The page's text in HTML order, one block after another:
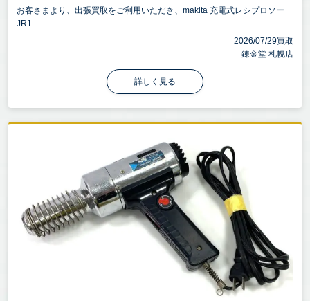
お客さまより、出張買取をご利用いただき、makita 充電式レシプロソー
JR1...
2026/07/29買取
錬金堂 札幌店
詳しく見る